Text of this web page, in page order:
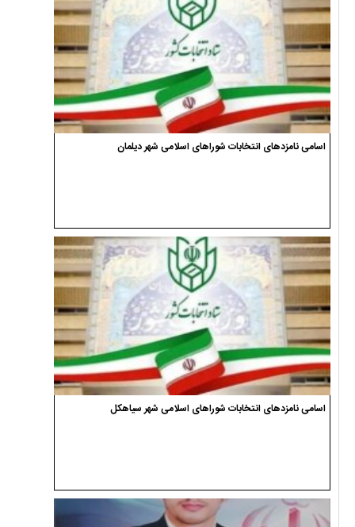
اسامی نامزدهای انتخابات شوراهای اسلامی شهر دیلمان
اسامی نامزدهای انتخابات شوراهای اسلامی شهر سیاهکل